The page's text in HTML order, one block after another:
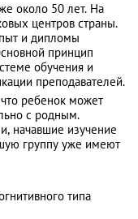
около 50 лет. На
центров страны.
и дипломы
принцип
обучения и
преподавателей.
ребенок может
с родным.
начавшие изучение
группу уже имеют
типа